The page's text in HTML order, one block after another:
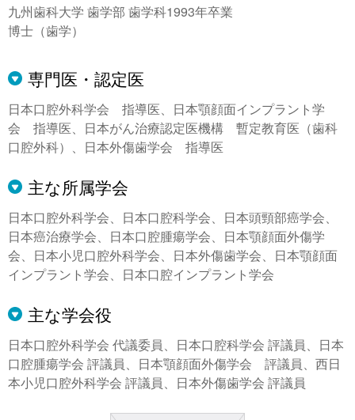
九州歯科大学 歯学部 歯学科1993年卒業
博士（歯学）
専門医・認定医
日本口腔外科学会 指導医、日本顎顔面インプラント学
会 指導医、日本がん治療認定医機構 暫定教育医（歯科
口腔外科）、日本外傷歯学会 指導医
主な所属学会
日本口腔外科学会、日本口腔科学会、日本頭頸部癌学会、
日本癌治療学会、日本口腔腫瘍学会、日本顎顔面外傷学
会、日本小児口腔外科学会、日本外傷歯学会、日本顎顔面
インプラント学会、日本口腔インプラント学会
主な学会役
日本口腔外科学会 代議委員、日本口腔科学会 評議員、日本
口腔腫瘍学会 評議員、日本顎顔面外傷学会 評議員、西日
本小児口腔外科学会 評議員、日本外傷歯学会 評議員